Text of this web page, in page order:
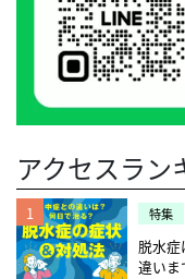
アクセスラン
1 特集
脱水
違いま